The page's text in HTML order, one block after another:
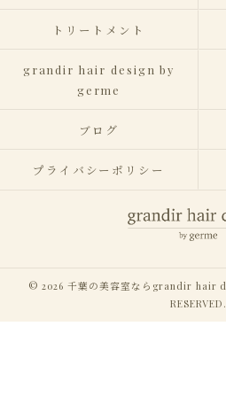
トリートメント
grandir hair design by
germe
ブログ
プライバシーポリシー
© 2026 千葉の美容室ならgrandir hair
RESERVED.